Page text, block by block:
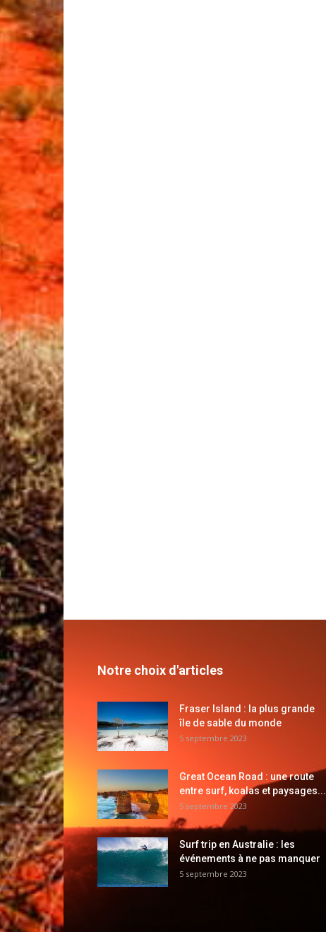
Notre choix d'articles
Fraser Island : la plus grande
île de sable du monde
5 septembre 2023
Great Ocean Road : une route
entre surf, koalas et paysages...
5 septembre 2023
Surf trip en Australie : les
événements à ne pas manquer
5 septembre 2023